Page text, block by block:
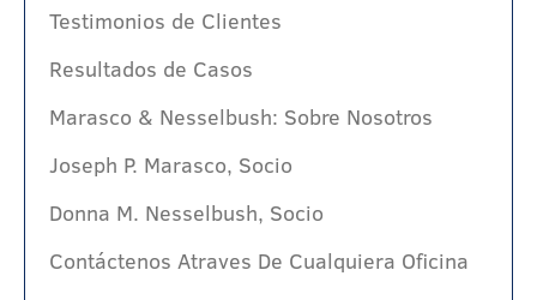
Testimonios de Clientes
Resultados de Casos
Marasco & Nesselbush: Sobre Nosotros
Joseph P. Marasco, Socio
Donna M. Nesselbush, Socio
Contáctenos Atraves De Cualquiera Oficina